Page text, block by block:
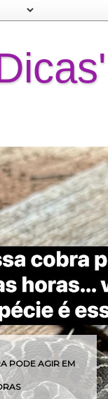
PODE AGIR EM